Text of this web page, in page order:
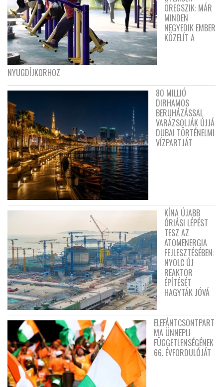
ÖREGSZIK: MÁR
MINDEN
NEGYEDIK EMBER
KÖZELÍT A
NYUGDÍJKORHOZ
80 MILLIÓ
DIRHAMOS
BERUHÁZÁSSAL
VARÁZSOLJÁK ÚJJÁ
DUBAI TÖRTÉNELMI
VÍZPARTJÁT
KÍNA ÚJABB
ÓRIÁSI LÉPÉST
TESZ AZ
ATOMENERGIA
FEJLESZTÉSÉBEN:
NYOLC ÚJ
REAKTOR
ÉPÍTÉSÉT
HAGYTÁK JÓVÁ
ELEFÁNTCSONTPART
MA ÜNNEPLI
FÜGGETLENSÉGÉNEK
66. ÉVFORDULÓJÁT